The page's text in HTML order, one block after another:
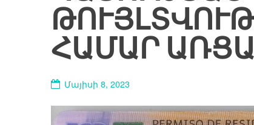
ՀԱՄԱՐ
Մայիսի 8, 2023